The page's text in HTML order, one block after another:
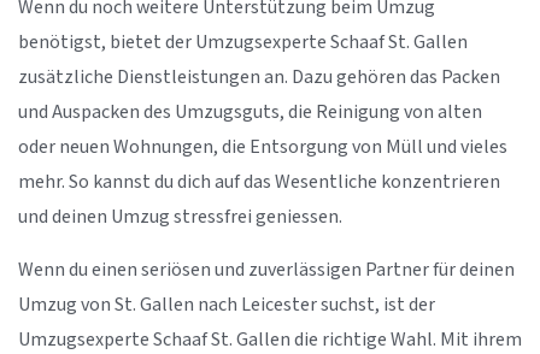
Wenn du noch weitere Unterstützung beim Umzug
benötigst, bietet der Umzugsexperte Schaaf St. Gallen
zusätzliche Dienstleistungen an. Dazu gehören das Packen
und Auspacken des Umzugsguts, die Reinigung von alten
oder neuen Wohnungen, die Entsorgung von Müll und vieles
mehr. So kannst du dich auf das Wesentliche konzentrieren
und deinen Umzug stressfrei geniessen.
Wenn du einen seriösen und zuverlässigen Partner für deinen
Umzug von St. Gallen nach Leicester suchst, ist der
Umzugsexperte Schaaf St. Gallen die richtige Wahl. Mit ihrem